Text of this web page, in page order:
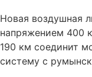
Новая воздушная
напряжением 400
190 км соединит
систему с